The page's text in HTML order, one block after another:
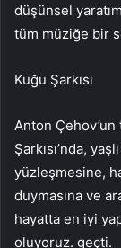
düşünsel
tüm müziğe bir
Kuğu Şarkısı
Anton
Şarkısı’nda,
yüzleşmesine,
duymasına ve
hayatta en iyi
oluyoruz. geçti.